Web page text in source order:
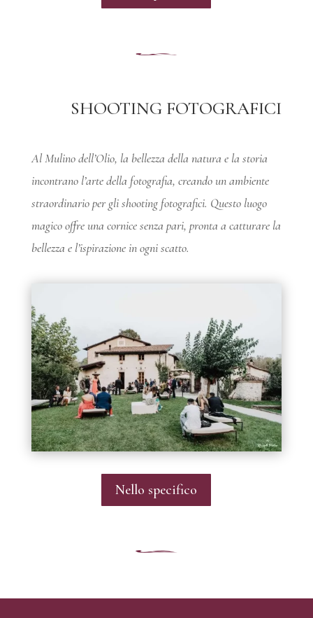
SHOOTING FOTOGRAFICI
Al Mulino dell’Olio, la bellezza della natura e la storia
incontrano l’arte della fotografia, creando un ambiente
straordinario per gli shooting fotografici. Questo luogo
magico offre una cornice senza pari, pronta a catturare la
bellezza e l’ispirazione in ogni scatto.
Nello specifico